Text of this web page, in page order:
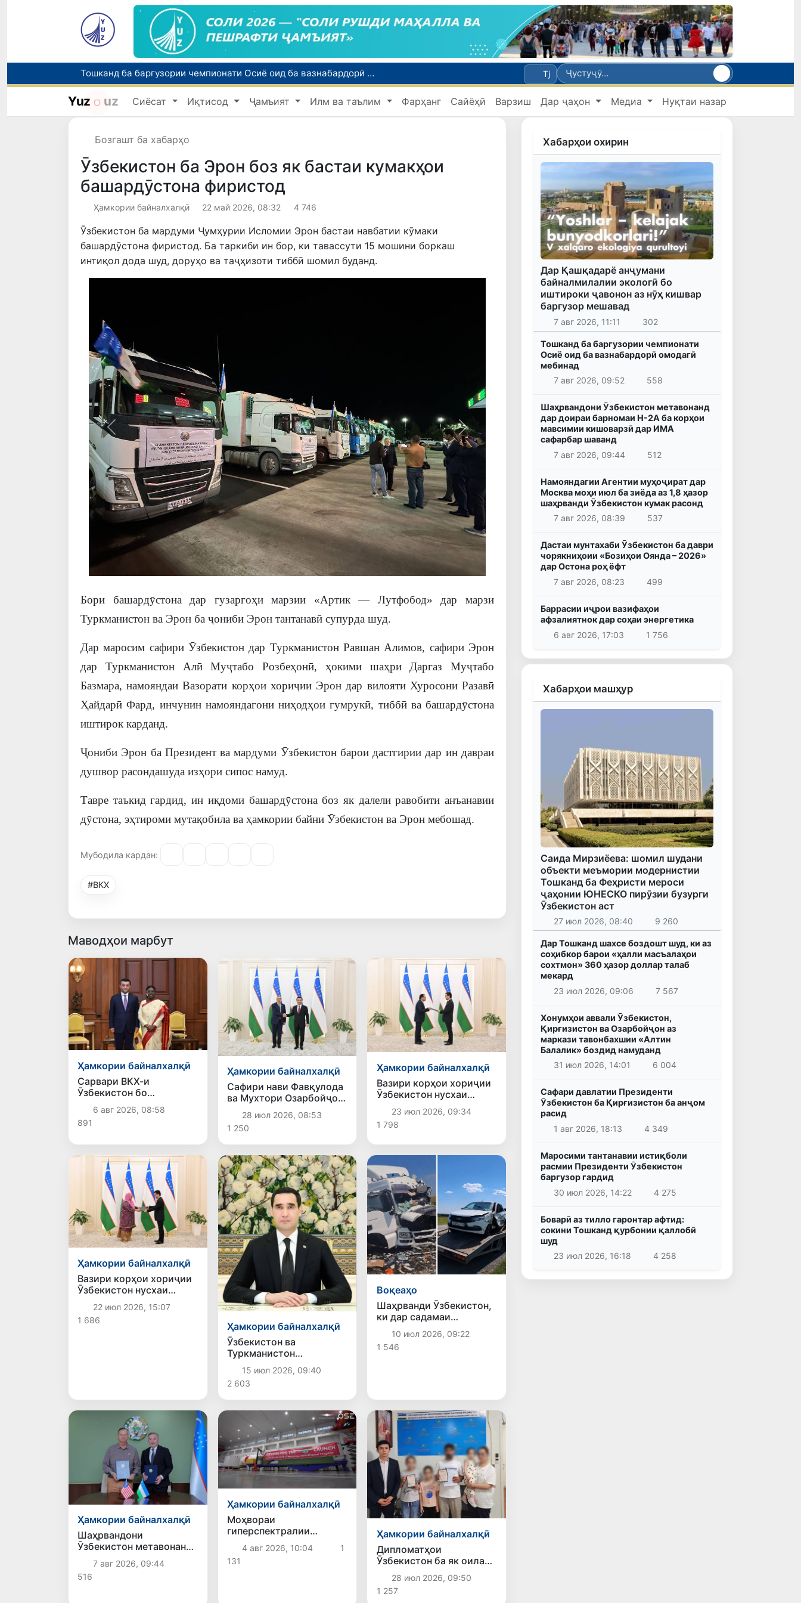
Тошканд ба баргузории чемпионати Осиё оид ба вазнабардорӣ омодагӣ мебинад
Шаҳрвандони Ӯзбекистон метавонанд дар доираи барномаи H-2A ба корҳои мавсимии кишоварзӣ дар ИМА сафарбар шаванд
Намояндагии Агентии муҳоҷират дар Москва моҳи июл ба зиёда аз 1,8 ҳазор шаҳрванди Ӯзбекистон кумак расонд
Tj
Yuz uz Сиёсат Иқтисод Ҷамъият Илм ва таълим Фарҳанг Сайёҳӣ Варзиш Дар ҷаҳон Медиа Нуқтаи назар
Бозгашт ба хабарҳо
Ӯзбекистон ба Эрон боз як бастаи кумакҳои
башардӯстона фиристод
Ҳамкории байналхалқӣ 22 май 2026, 08:32 4 746
Ӯзбекистон ба мардуми Ҷумҳурии Исломии Эрон бастаи навбатии кӯмаки
башардӯстона фиристод. Ба таркиби ин бор, ки тавассути 15 мошини боркаш
интиқол дода шуд, доруҳо ва таҷҳизоти тиббӣ шомил буданд.
Қаблӣ Навбатӣ
Бори башардӯстона дар гузаргоҳи марзии «Артик — Лутфобод» дар марзи
Туркманистон ва Эрон ба ҷониби Эрон тантанавӣ супурда шуд.
Дар маросим сафири Ӯзбекистон дар Туркманистон Равшан Алимов, сафири Эрон
дар Туркманистон Алӣ Муҷтабо Розбеҳонӣ, ҳокими шаҳри Даргаз Муҷтабо
Базмара, намояндаи Вазорати корҳои хориҷии Эрон дар вилояти Хуросони Разавӣ
Ҳайдарӣ Фард, инчунин намояндагони ниҳодҳои гумрукӣ, тиббӣ ва башардӯстона
иштирок карданд.
Ҷониби Эрон ба Президент ва мардуми Ӯзбекистон барои дастгирии дар ин давраи
душвор расондашуда изҳори сипос намуд.
Тавре таъкид гардид, ин иқдоми башардӯстона боз як далели равобити анъанавии
дӯстона, эҳтироми мутақобила ва ҳамкории байни Ӯзбекистон ва Эрон мебошад.
Мубодила кардан:
#ВКХ
Маводҳои марбут
Ҳамкории байналхалқӣ
Сарвари ВКХ-и
Ӯзбекистон бо
роҳбарияти Ҳиндустон
музокирот анҷом дода,
дар Форуми соҳибкории
6 авг 2026, 08:58
891
Ҳамкории байналхалқӣ
Сафири нави Фавқулода
ва Мухтори Озарбойҷон
дар Ӯзбекистон таъйин
шуд28 июл 2026, 08:53
1 250
Ҳамкории байналхалқӣ
Вазири корҳои хориҷии
Ӯзбекистон нусхаи
эътимодномаи сафири
нави Покистонро қабул
кард
23 июл 2026, 09:34
1 798
Ҳамкории байналхалқӣ
Вазири корҳои хориҷии
Ӯзбекистон нусхаи
эътимодномаи сафири
нави Малайзияро қабул
кард
22 июл 2026, 15:07
1 686
Ҳамкории байналхалқӣ
Ӯзбекистон ва
Туркманистон
ҷонибдории худро аз
таҳкими шарикии
стратегӣ тасдиқ карданд
15 июл 2026, 09:40
2 603
Воқеаҳо
Шаҳрванди Ӯзбекистон,
ки дар садамаи
нақлиётӣ дар Ҷумҳурии
Чувашистон осеб
дидаааст, зинда монда,
10 июл 2026, 09:22
1 546
Ҳамкории байналхалқӣ
Шаҳрвандони
Ӯзбекистон метавонанд
дар доираи барномаи H-
2A ба корҳои мавсимии
кишоварзӣ дар ИМА
7 авг 2026, 09:44
516
Ҳамкории байналхалқӣ
Моҳвораи
гиперспектралии
Samarkand-2028 5
август ба мадор
бароварда мешавад
4 авг 2026, 10:04
1
131
Ҳамкории байналхалқӣ
Дипломатҳои
Ӯзбекистон ба як оилаи
дорои се фарзанд барои
бозгашт аз Владивосток
ба Ватан кумак карданд
28 июл 2026, 09:50
1 257
Хабарҳои охирин
Дар Қашқадарё анҷумани
байналмилалии экологӣ бо
иштироки ҷавонон аз нӯҳ кишвар
баргузор мешавад
7 авг 2026, 11:11 302
Тошканд ба баргузории чемпионати
Осиё оид ба вазнабардорӣ омодагӣ
мебинад
7 авг 2026, 09:52
558
Шаҳрвандони Ӯзбекистон метавонанд
дар доираи барномаи H-2A ба корҳои
мавсимии кишоварзӣ дар ИМА
сафарбар шаванд
7 авг 2026, 09:44
512
Намояндагии Агентии муҳоҷират дар
Москва моҳи июл ба зиёда аз 1,8 ҳазор
шаҳрванди Ӯзбекистон кумак расонд
7 авг 2026, 08:39
537
Дастаи мунтахаби Ӯзбекистон ба даври
чорякниҳоии «Бозиҳои Оянда – 2026»
дар Остона роҳ ёфт
7 авг 2026, 08:23
499
Баррасии иҷрои вазифаҳои
афзалиятнок дар соҳаи энергетика
6 авг 2026, 17:03
1 756
Хабарҳои машҳур
Саида Мирзиёева: шомил шудани
объекти меъмории модернистии
Тошканд ба Феҳристи мероси
ҷаҳонии ЮНЕСКО пирӯзии бузурги
Ӯзбекистон аст
27 июл 2026, 08:40 9 260
Дар Тошканд шахсе боздошт шуд, ки аз
соҳибкор барои «ҳалли масъалаҳои
сохтмон» 360 ҳазор доллар талаб
мекард
23 июл 2026, 09:06
7 567
Хонумҳои аввали Ӯзбекистон,
Қирғизистон ва Озарбойҷон аз
маркази тавонбахшии «Алтин
Балалик» боздид намуданд
31 июл 2026, 14:01
6 004
Сафари давлатии Президенти
Ӯзбекистон ба Қирғизистон ба анҷом
расид
1 авг 2026, 18:13
4 349
Маросими тантанавии истиқболи
расмии Президенти Ӯзбекистон
баргузор гардид
30 июл 2026, 14:22
4 275
Боварӣ аз тилло гаронтар афтид:
сокини Тошканд қурбонии қаллобӣ
шуд
23 июл 2026, 16:18
4 258